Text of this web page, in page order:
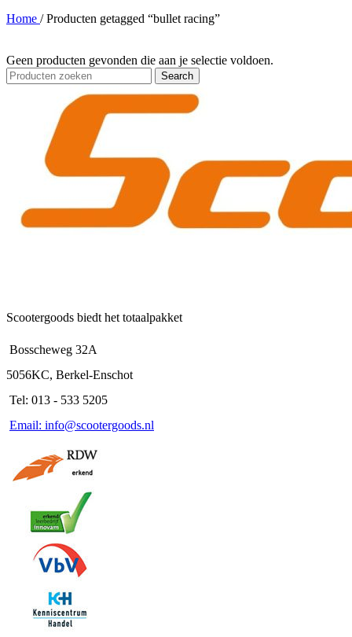
Home / Producten getagged “bullet racing”
Geen producten gevonden die aan je selectie voldoen.
Search
Scootergoods biedt het totaalpakket
Bosscheweg 32A
5056KC, Berkel-Enschot
Tel: 013 - 533 5205
Email: info@scootergoods.nl